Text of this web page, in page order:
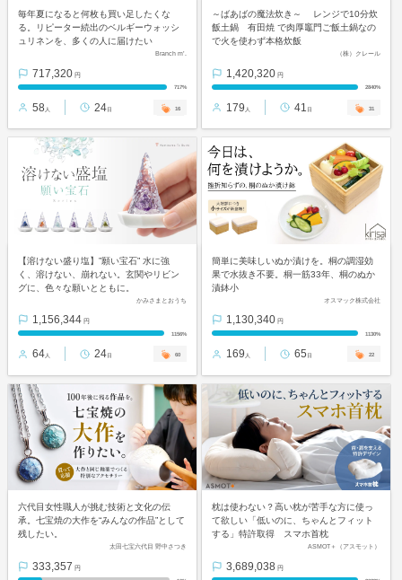
毎年夏になると何枚も買い足したくな
る。リピーター続出のベルギーウォッシ
ュリネンを、多くの人に届けたい
Branch m’.
717,320 円
717%
58 人 24日 16
～ばあばの魔法炊き～ レンジで10分炊
飯土鍋 有田焼 で肉厚竈門ご飯土鍋なの
で火を使わず本格炊飯
（株）クレール
1,420,320 円
2840%
179 人 41 日 31
【溶けない盛り塩】”願い宝石” 水に強
く、溶けない、崩れない。玄関やリビン
グに、色々な願いとともに。
かみさまとおうち
1,156,344 円
1156%
64人 24日 60
簡単に美味しいぬか漬けを。桐の調湿効
果で水抜き不要。桐一筋33年、桐のぬか
漬鉢小
オスマック株式会社
1,130,340 円
1130%
169 人 65 日 22
六代目女性職人が挑む技術と文化の伝
承。七宝焼の大作を“みんなの作品”として
残したい。
太田七宝六代目 野中さつき
333,357 円
枕は使わない？高い枕が苦手な方に使っ
て欲しい「低いのに、ちゃんとフィット
する」特許取得 スマホ首枕
ASMOT＋（アスモット）
3,689,038 円